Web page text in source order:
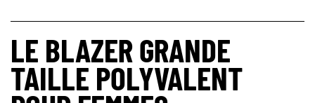
LE BLAZER GRANDE
TAILLE POLYVALENT